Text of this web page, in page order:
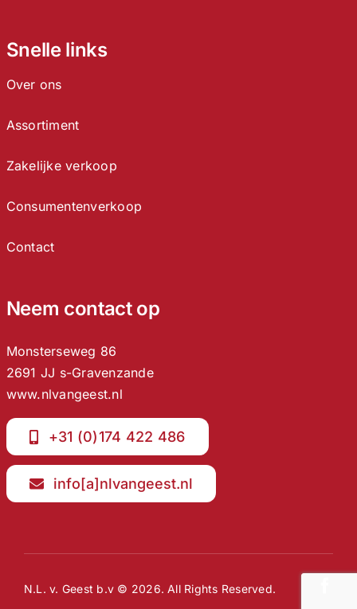
Snelle links
Over ons
Assortiment
Zakelijke verkoop
Consumentenverkoop
Contact
Neem contact op
Monsterseweg 86
2691 JJ s-Gravenzande
www.nlvangeest.nl
+31 (0)174 422 486
info[a]nlvangeest.nl
N.L. v. Geest b.v © 2026. All Rights Reserved.